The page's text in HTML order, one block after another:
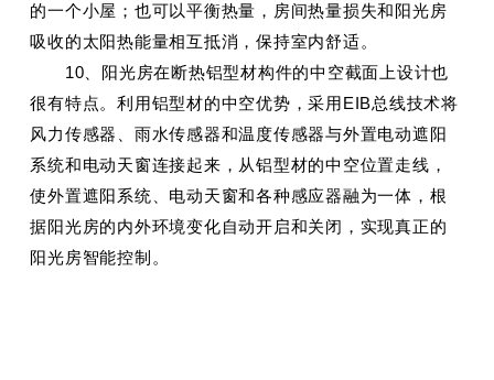
的一个小屋；也可以平衡热量，房间热量损失和阳光房
吸收的太阳热能量相互抵消，保持室内舒适。
10、阳光房在断热铝型材构件的中空截面上设计也
很有特点。利用铝型材的中空优势，采用EIB总线技术将
风力传感器、雨水传感器和温度传感器与外置电动遮阳
系统和电动天窗连接起来，从铝型材的中空位置走线，
使外置遮阳系统、电动天窗和各种感应器融为一体，根
据阳光房的内外环境变化自动开启和关闭，实现真正的
阳光房智能控制。